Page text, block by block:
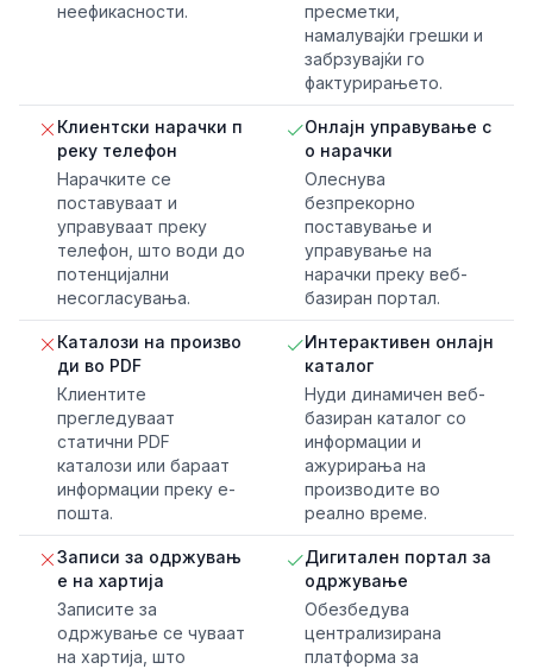
неефикасности.
пресметки,
намалувајќи грешки и
забрзувајќи го
фактурирањето.
Клиентски нарачки п
реку телефон
Нарачките се
поставуваат и
управуваат преку
телефон, што води до
потенцијални
несогласувања.
Онлајн управување с
о нарачки
Олеснува
безпрекорно
поставување и
управување на
нарачки преку веб-
базиран портал.
Каталози на произво
ди во PDF
Клиентите
прегледуваат
статични PDF
каталози или бараат
информации преку е-
пошта.
Интерактивен онлајн
каталог
Нуди динамичен веб-
базиран каталог со
информации и
ажурирања на
производите во
реално време.
Записи за одржувањ
е на хартија
Записите за
одржување се чуваат
на хартија, што
Дигитален портал за
одржување
Обезбедува
централизирана
платформа за